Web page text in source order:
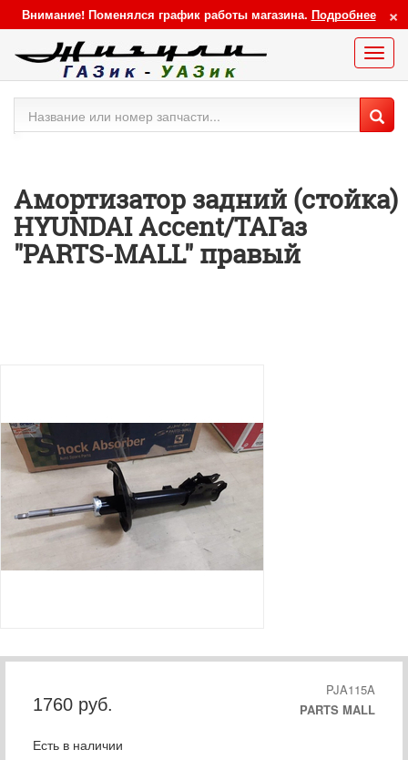
×
Внимание! Поменялся график работы магазина. Подробнее
Меню
Амортизатор задний (стойка)
HYUNDAI Accent/ТАГаз
"PARTS-MALL" правый
1760 руб.
PJA115A
PARTS MALL
Есть в наличии